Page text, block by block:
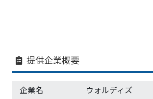
提供企業概要
企業名 ウォルディズ